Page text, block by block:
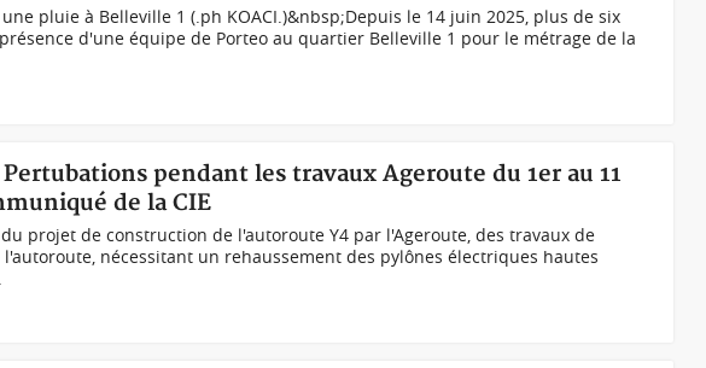
pluie à Belleville 1 (.ph KOACI.)&nbsp;Depuis le 14 juin 2025, plus de six
d'une équipe de Porteo au quartier Belleville 1 pour le métrage de la
pendant les travaux Ageroute du 1er au 11
de la CIE
projet de construction de l'autoroute Y4 par l'Ageroute, des travaux de
nécessitant un rehaussement des pylônes électriques hautes